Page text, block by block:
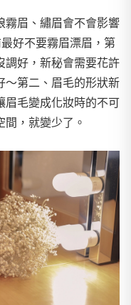
霧眉、繡眉會不會影響
好不要霧眉漂眉，第
調好，新秘會需要花許
～第二、眉毛的形狀新
眉毛變成化妝時的不可
，就變少了。